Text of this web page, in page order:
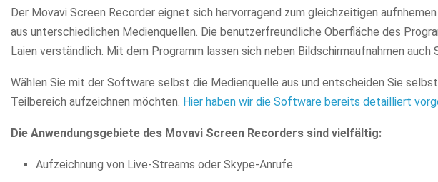
Der Movavi Screen Recorder eignet sich hervorragend zum gleichzeitigen
aus unterschiedlichen Medienquellen. Die benutzerfreundliche Oberfläche des
Laien verständlich. Mit dem Programm lassen sich neben Bildschirmaufnahmen auch
Wählen Sie mit der Software selbst die Medienquelle aus und entscheiden Sie
Teilbereich aufzeichnen möchten. Hier haben wir die Software bereits detailliert
Die Anwendungsgebiete des Movavi Screen Recorders sind vielfältig:
Aufzeichnung von Live-Streams oder Skype-Anrufe